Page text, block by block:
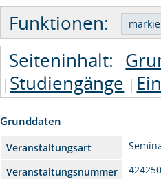
Funktionen:
Seiteninhalt:
Studiengänge
Grunddaten
Veranstaltungsart
Veranstaltungsnummer